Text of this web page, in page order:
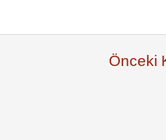
Önceki